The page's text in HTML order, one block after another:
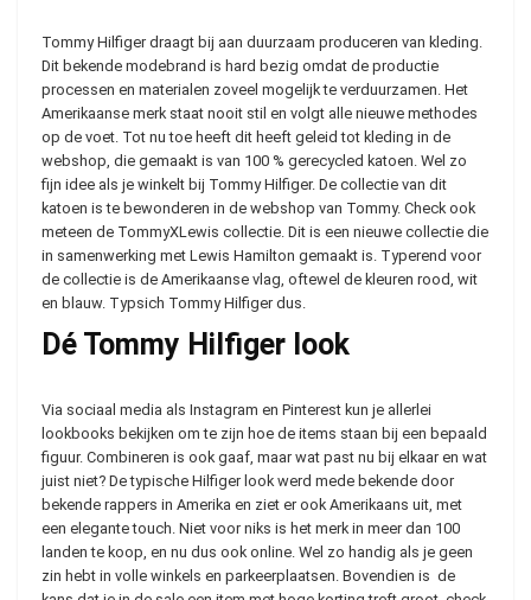
Tommy Hilfiger draagt bij aan duurzaam produceren van kleding.
Dit bekende modebrand is hard bezig omdat de productie
processen en materialen zoveel mogelijk te verduurzamen. Het
Amerikaanse merk staat nooit stil en volgt alle nieuwe methodes
op de voet. Tot nu toe heeft dit heeft geleid tot kleding in de
webshop, die gemaakt is van 100 % gerecycled katoen. Wel zo
fijn idee als je winkelt bij Tommy Hilfiger. De collectie van dit
katoen is te bewonderen in de webshop van Tommy. Check ook
meteen de TommyXLewis collectie. Dit is een nieuwe collectie die
in samenwerking met Lewis Hamilton gemaakt is. Typerend voor
de collectie is de Amerikaanse vlag, oftewel de kleuren rood, wit
en blauw. Typsich Tommy Hilfiger dus.
Dé Tommy Hilfiger look
Via sociaal media als Instagram en Pinterest kun je allerlei
lookbooks bekijken om te zijn hoe de items staan bij een bepaald
figuur. Combineren is ook gaaf, maar wat past nu bij elkaar en wat
juist niet? De typische Hilfiger look werd mede bekende door
bekende rappers in Amerika en ziet er ook Amerikaans uit, met
een elegante touch. Niet voor niks is het merk in meer dan 100
landen te koop, en nu dus ook online. Wel zo handig als je geen
zin hebt in volle winkels en parkeerplaatsen. Bovendien is de